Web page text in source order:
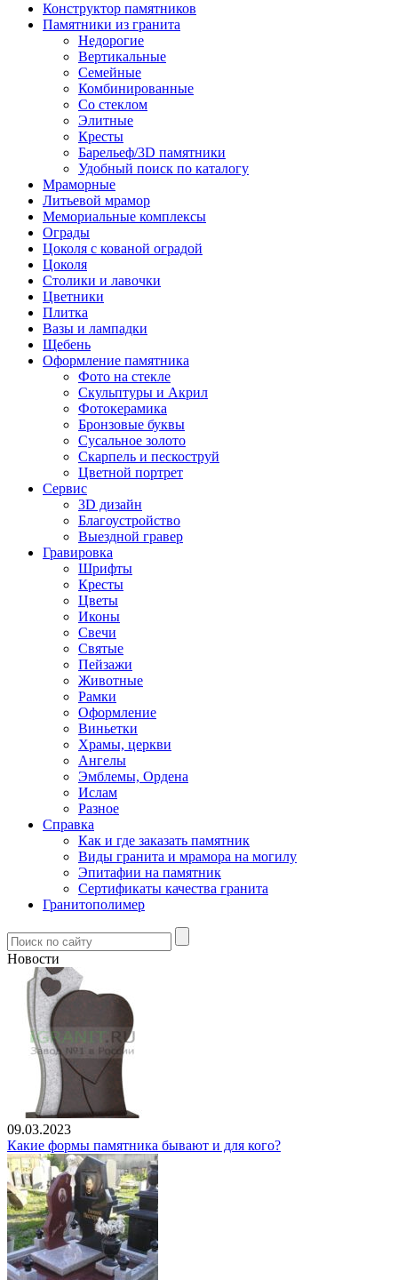
Конструктор памятников
Памятники из гранита
Недорогие
Вертикальные
Семейные
Комбинированные
Со стеклом
Элитные
Кресты
Барельеф/3D памятники
Удобный поиск по каталогу
Мраморные
Литьевой мрамор
Мемориальные комплексы
Ограды
Цоколя с кованой оградой
Цоколя
Столики и лавочки
Цветники
Плитка
Вазы и лампадки
Щебень
Оформление памятника
Фото на стекле
Скульптуры и Акрил
Фотокерамика
Бронзовые буквы
Сусальное золото
Скарпель и пескоструй
Цветной портрет
Сервис
3D дизайн
Благоустройство
Выездной гравер
Гравировка
Шрифты
Кресты
Цветы
Иконы
Свечи
Святые
Пейзажи
Животные
Рамки
Оформление
Виньетки
Храмы, церкви
Ангелы
Эмблемы, Ордена
Ислам
Разное
Справка
Как и где заказать памятник
Виды гранита и мрамора на могилу
Эпитафии на памятник
Сертификаты качества гранита
Гранитополимер
Новости
09.03.2023
Какие формы памятника бывают и для кого?